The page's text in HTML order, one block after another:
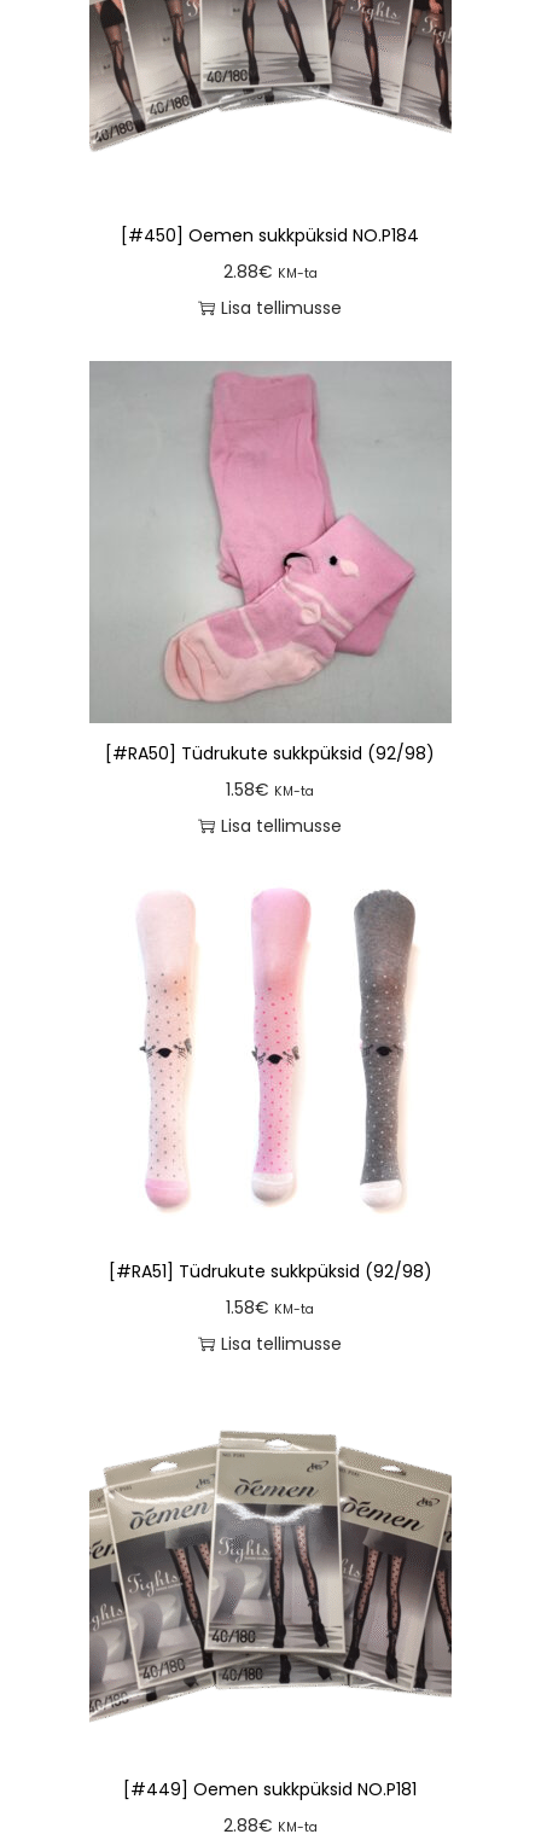
[#450] Oemen sukkpüksid NO.P184
2.88€ KM-ta
Lisa tellimusse
[#RA50] Tüdrukute sukkpüksid (92/98)
1.58€ KM-ta
Lisa tellimusse
[#RA51] Tüdrukute sukkpüksid (92/98)
1.58€ KM-ta
Lisa tellimusse
[#449] Oemen sukkpüksid NO.P181
2.88€ KM-ta